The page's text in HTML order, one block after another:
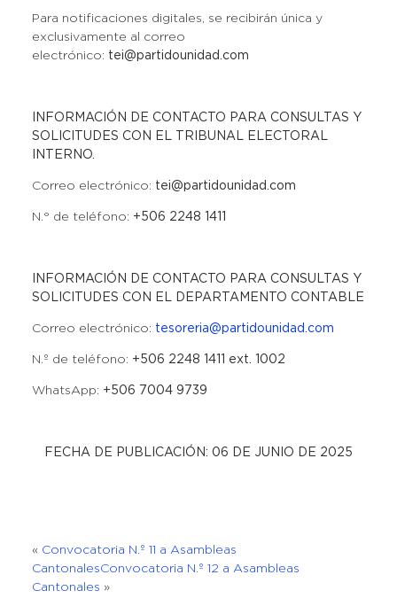
Para notificaciones digitales, se recibirán única y
exclusivamente al correo
electrónico: tei@partidounidad.com
INFORMACIÓN DE CONTACTO PARA CONSULTAS Y
SOLICITUDES CON EL TRIBUNAL ELECTORAL
INTERNO.
Correo electrónico: tei@partidounidad.com
N.° de teléfono: +506 2248 1411
INFORMACIÓN DE CONTACTO PARA CONSULTAS Y
SOLICITUDES CON EL DEPARTAMENTO CONTABLE
Correo electrónico: tesoreria@partidounidad.com
N.º de teléfono: +506 2248 1411 ext. 1002
WhatsApp: +506 7004 9739
FECHA DE PUBLICACIÓN: 06 DE JUNIO DE 2025
« Convocatoria N.º 11 a Asambleas
CantonalesConvocatoria N.º 12 a Asambleas
Cantonales »